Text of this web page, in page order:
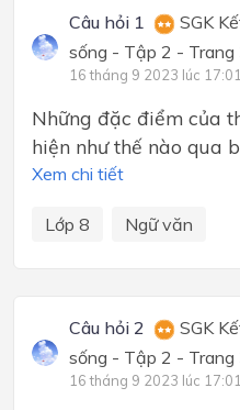
Câu hỏi 1
SGK
sống - Tập 2 - Trang
16 tháng 9 2023 lúc 17:01
Những đặc điểm của
hiện như thế nào qua
Xem chi tiết
Lớp 8 Ngữ văn
Câu hỏi 2
SGK
sống - Tập 2 - Trang
16 tháng 9 2023 lúc 17:01